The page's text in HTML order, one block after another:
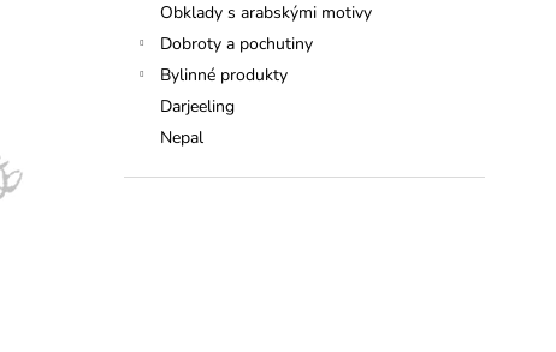
Obklady s arabskými motivy
Dobroty a pochutiny
Bylinné produkty
Darjeeling
Nepal